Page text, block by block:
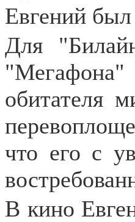
Евгений
Для
обитателя
что его с
В кино